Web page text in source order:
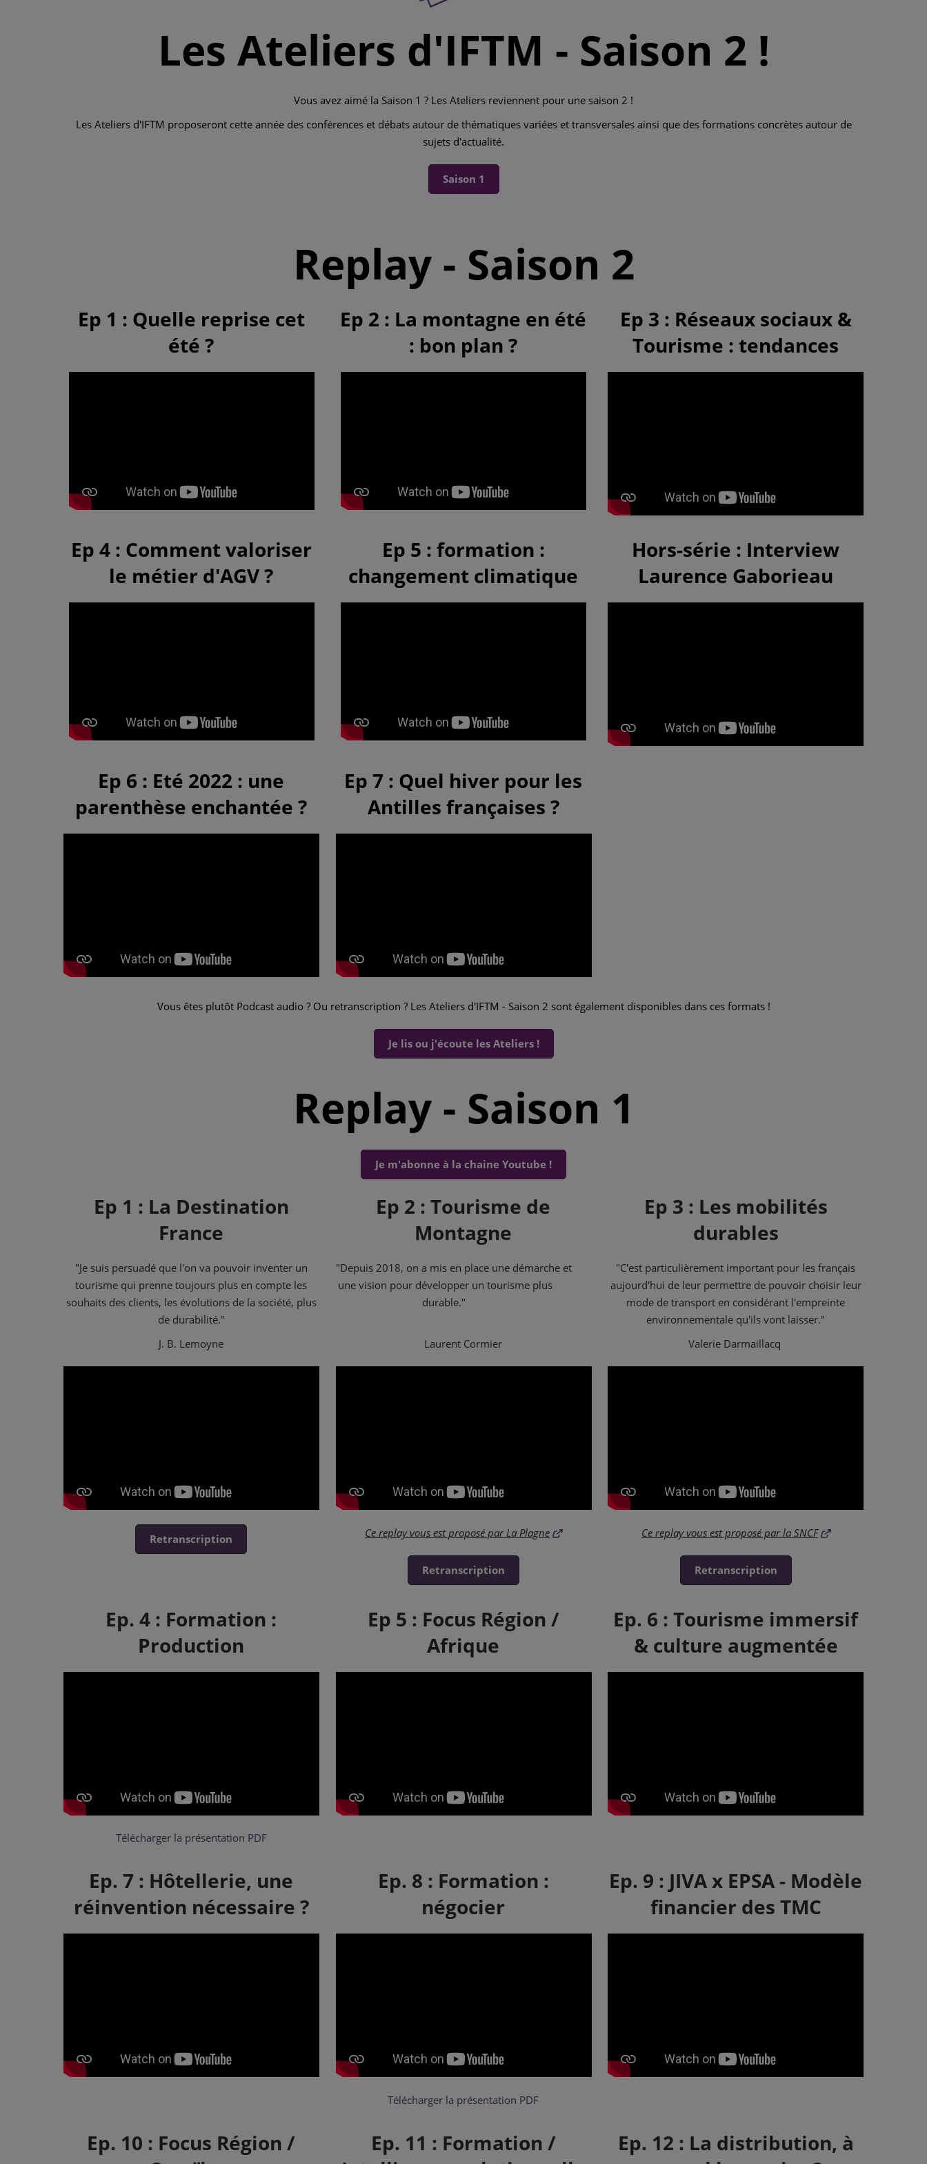
Les Ateliers d'IFTM - Saison 2 !
Vous avez aimé la Saison 1 ? Les Ateliers reviennent pour une saison 2 !
Les Ateliers d'IFTM proposeront cette année des conférences et débats autour de thématiques variées et transversales ainsi que des formations concrètes autour de
sujets d'actualité.
Saison 1
Replay - Saison 2
Ep 1 : Quelle reprise cet
été ?
Ep 2 : La montagne en été
: bon plan ?
Ep 3 : Réseaux sociaux &
Tourisme : tendances
Ep 4 : Comment valoriser
le métier d'AGV ?
Ep 5 : formation :
changement climatique
Hors-série : Interview
Laurence Gaborieau
Ep 6 : Eté 2022 : une
parenthèse enchantée ?
Ep 7 : Quel hiver pour les
Antilles françaises ?
Vous êtes plutôt Podcast audio ? Ou retranscription ? Les Ateliers d'IFTM - Saison 2 sont également disponibles dans ces formats !
Je lis ou j'écoute les Ateliers !
Replay - Saison 1
Je m'abonne à la chaine Youtube !
Ep 1 : La Destination
France
"Je suis persuadé que l'on va pouvoir inventer un
tourisme qui prenne toujours plus en compte les
souhaits des clients, les évolutions de la société, plus
de durabilité."
J. B. Lemoyne
Retranscription
Ep 2 : Tourisme de
Montagne
"Depuis 2018, on a mis en place une démarche et
une vision pour développer un tourisme plus
durable."
Laurent Cormier
Ce replay vous est proposé par La Plagne
Retranscription
Ep 3 : Les mobilités
durables
"C'est particulièrement important pour les français
aujourd'hui de leur permettre de pouvoir choisir leur
mode de transport en considérant l'empreinte
environnementale qu'ils vont laisser."
Valerie Darmaillacq
Ce replay vous est proposé par la SNCF
Retranscription
Ep. 4 : Formation :
Production
Télécharger la présentation PDF
Ep 5 : Focus Région /
Afrique
Ep. 6 : Tourisme immersif
& culture augmentée
Ep. 7 : Hôtellerie, une
réinvention nécessaire ?
Ep. 8 : Formation :
négocier
Télécharger la présentation PDF
Ep. 9 : JIVA x EPSA - Modèle
financier des TMC
Ep. 10 : Focus Région /
Ep. 11 : Formation /
Ep. 12 : La distribution, à